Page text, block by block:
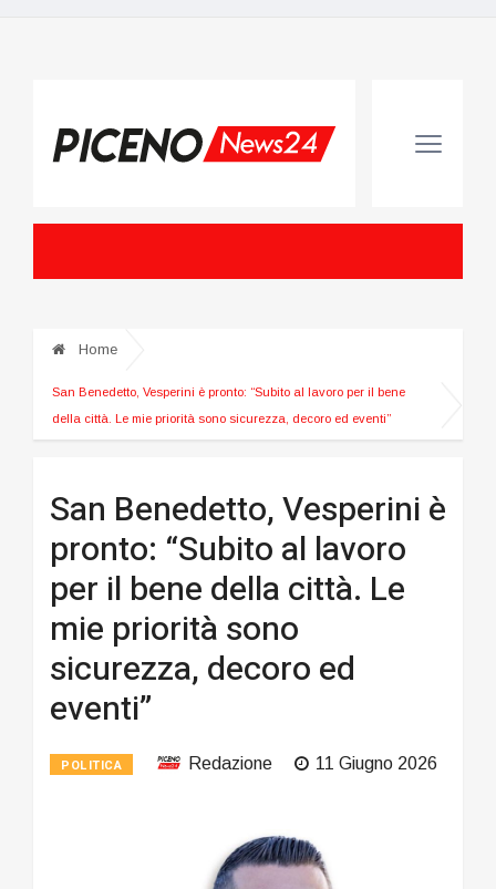
Home
San Benedetto, Vesperini è pronto: “Subito al lavoro per il bene
della città. Le mie priorità sono sicurezza, decoro ed eventi”
San Benedetto, Vesperini è
pronto: “Subito al lavoro
per il bene della città. Le
mie priorità sono
sicurezza, decoro ed
eventi”
POLITICA Redazione 11 Giugno 2026